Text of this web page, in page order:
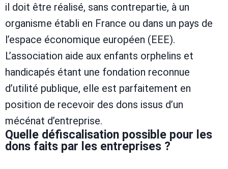
il doit être réalisé, sans contrepartie, à un
organisme établi en France ou dans un pays de
l’espace économique européen (EEE).
L’association aide aux enfants orphelins et
handicapés étant une fondation reconnue
d’utilité publique, elle est parfaitement en
position de recevoir des dons issus d’un
mécénat d’entreprise.
Quelle défiscalisation possible pour les
dons faits par les entreprises ?